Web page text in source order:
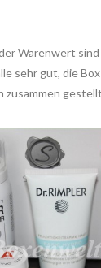
Warenwert
sehr gut, die
zusammen